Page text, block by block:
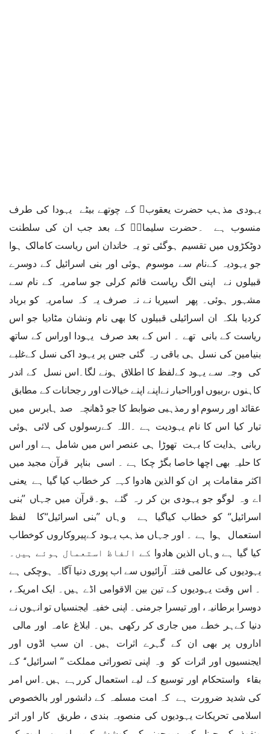
یہودی مذہب حضرت یعقوب﷤ کے چوتھے بیٹے یہودا کی طرف
منسوب ہے ۔حضرت سلیمانؑ کے بعد جب ان کی سلطنت
دوٹکڑوں میں تقسیم ہوگئی تو یہ خاندان اس ریاست کامالک ہوا
جو یہودیہ کےنام سے موسوم ہوئی اور بنی اسرائیل کے دوسرے
قبیلوں نے اپنی الگ ریاست قائم کرلی جو سامریہ کے نام سے
مشہور ہوئی۔ پھر اسیریا نے نہ صرف یہ کہ سامریہ کو برباد
کردیا بلکہ ان اسرائیلی قبیلوں کا بھی نام ونشان مٹادیا جو اس
ریاست کے بانی تھے ۔ اس کے بعد صرف یہودا اوراس کے ساتھ
بنیامین کی نسل ہی باقی رہ گئی جس پر یہود اکی نسل کےغلبے
کی وجہ سے یہود کےلفظ کا اطلاق ہونے لگا۔اس نسل کے اندر
کاہنوں ،ربیوں اورااحبار نےاپنے اپنے خیالات اور رجحانات کے مطابق
عقائد اور رسوم او رمذہبی ضوابط کا جو ڈھانچہ صد ہابرس میں
تیار کیا اس کا نام یہودیت ہے ۔اللہ کےرسولوں کی لائی ہوئی
ربانی ہدایت کا بہت تھوڑا ہی عنصر اس میں شامل ہے اور اس
کا حلیہ بھی اچھا خاصا بگڑ چکا ہے ۔ اسی بناپر قرآن مجید میں
اکثر مقامات پر ان کو الذین ھادوا کہہ کر خطاب کیا گیا ہے یعنی
اے وہ لوگو جو یہودی بن کر رہ گئے ہو۔قرآن میں جہاں ’’بنی
اسرائیل‘‘ کو خطاب کیاگیا ہے وہاں ’’بنی اسرائیل‘‘کا لفظ
استعمال ہوا ہے ۔ اور جہاں مذہب یہود کےپیروکاروں کوخطاب
کیا گیا ہے وہاں الذین ھادوا کے الفاظ استعمال ہوئے ہیں۔
یہودیوں کی عالمی فتنہ آرائیوں سے اب پوری دنیا آگاہ ہوچکی ہے
۔ اس وقت یہودیوں کے تین بین الاقوامی اڈے ہیں۔ ایک امریکہ،
دوسرا برطانیہ، اور تیسرا جرمنی۔ اپنی خفیہ ایجنسیاں تو انہوں نے
دنیا کےہر خطے میں جاری کر رکھی ہیں۔ ابلاغ عامہ اور مالی
اداروں پر بھی ان کے گہرے اثرات ہیں۔ ان سب اڈوں اور
ایجنسیوں اور اثرات کو وہ اپنی تصوراتی مملکت ’’ اسرائیل‘‘ کے
بقاء واستحکام اور توسیع کے لیے استعمال کررہے ہیں۔اس امر
کی شدید ضرورت ہے کہ امت مسلمہ کے دانشور اور بالخصوص
اسلامی تحریکات یہودیوں کی منصوبہ بندی ، طریق کار اور اثر